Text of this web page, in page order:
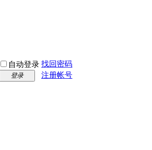
自动登录 找回密码
登录 注册帐号